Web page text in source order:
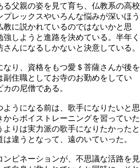
る父親の姿を見て育ち、仏教系の高校
レックスやいろんな悩みが深いほう
教に説かれているのではないかと思
しようと進路を決めている。半年く
んになるしかないと決意している。
り、資格をもつ愛＄菩薩さんが後を
住職としてお寺のお勤めをしてい
の尼僧である。
うになる前は、歌手になりたいと思
からボイストレーニングを習っていた
よりは実力派の歌手になりたかったと
違うとなって、遠のいていった。
ンビネーションが、不思議な活路を見